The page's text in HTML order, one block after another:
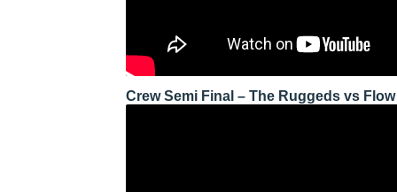
Crew Semi Final – The Ruggeds vs